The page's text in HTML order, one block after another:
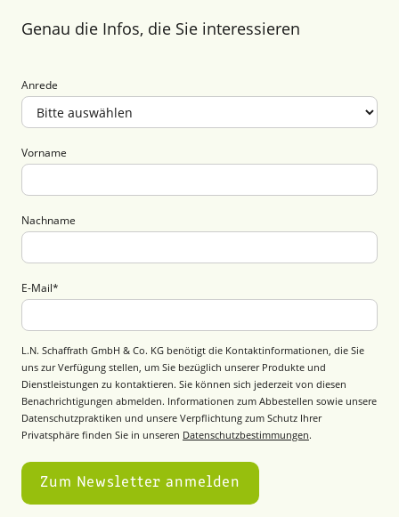
Genau die Infos, die Sie interessieren
Anrede
Vorname
Nachname
E-Mail*
L.N. Schaffrath GmbH & Co. KG benötigt die Kontaktinformationen, die Sie
uns zur Verfügung stellen, um Sie bezüglich unserer Produkte und
Dienstleistungen zu kontaktieren. Sie können sich jederzeit von diesen
Benachrichtigungen abmelden. Informationen zum Abbestellen sowie unsere
Datenschutzpraktiken und unsere Verpflichtung zum Schutz Ihrer
Privatsphäre finden Sie in unseren Datenschutzbestimmungen.